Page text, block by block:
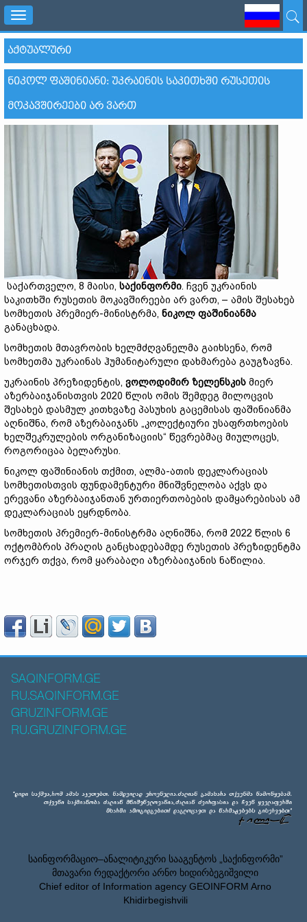
Toggle
navigation
ᲐᲥᲢᲣᲐᲚᲣᲠᲘ
ᲜᲘᲙᲝᲚ ᲤᲐᲨᲘᲜᲘᲐᲜᲘ: ᲣᲙᲠᲐᲘᲜᲘᲡ ᲡᲐᲙᲘᲗᲮᲨᲘ ᲠᲣᲡᲔᲗᲘᲡ
ᲛᲝᲙᲐᲕᲨᲘᲠᲔᲔᲑᲘ ᲐᲠ ᲕᲐᲠᲗ
საქართველო, 8 მაისი, საქინფორმი. ჩვენ უკრაინის
საკითხში რუსეთის მოკავშირეები არ ვართ, – ამის შესახებ
სომხეთის პრემიერ-მინისტრმა, ნიკოლ ფაშინიანმა
განაცხადა.
სომხეთის მთავრობის ხელმძღვანელმა გაიხსენა, რომ
სომხეთმა უკრაინას ჰუმანიტარული დახმარება გაუგზავნა.
უკრაინის პრეზიდენტის, ვოლოდიმირ ზელენსკის მიერ
აზერბაიჯანისთვის 2020 წლის ომის შემდეგ მილოცვის
შესახებ დასმულ კითხვაზე პასუხის გაცემისას ფაშინიანმა
აღნიშნა, რომ აზერბაიჯანს „კოლექტიური უსაფრთხოების
ხელშეკრულების ორგანიზაციის“ წევრებმაც მიულოცეს,
როგორიცაა ბელარუსი.
ნიკოლ ფაშინიანის თქმით, ალმა-ათის დეკლარაციას
სომხეთისთვის ფუნდამენტური მნიშვნელობა აქვს და
ერევანი აზერბაიჯანთან ურთიერთობების დამყარებისას ამ
დეკლარაციას ეყრდნობა.
სომხეთის პრემიერ-მინისტრმა აღნიშნა, რომ 2022 წლის 6
ოქტომბრის პრაღის განცხადებამდე რუსეთის პრეზიდენტმა
ორჯერ თქვა, რომ ყარაბაღი აზერბაიჯანის ნაწილია.
SAQINFORM.GE
RU.SAQINFORM.GE
GRUZINFORM.GE
RU.GRUZINFORM.GE
საინფორმაციო–ანალიტიკური სააგენტოს „საქინფორმი”
მთავარი რედაქტორი არნო ხიდირბეგიშვილი
Chief editor of Information agency GEOINFORM Arno
Khidirbegishvili